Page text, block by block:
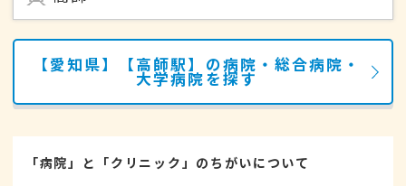
【愛知県】【高師駅】の病院・総合病院・
大学病院を探す
「病院」と「クリニック」のちがいについて